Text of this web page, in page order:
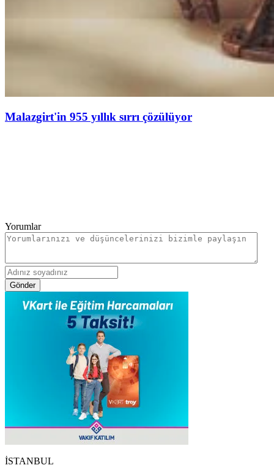
Malazgirt'in 955 yıllık sırrı çözülüyor
Yorumlar
Gönder
İSTANBUL